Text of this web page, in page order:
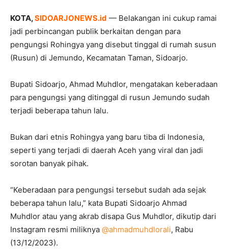
KOTA,SIDOARJONEWS.id — Belakangan ini cukup ramai
jadi perbincangan publik berkaitan dengan para
pengungsi Rohingya yang disebut tinggal di rumah susun
(Rusun) di Jemundo, Kecamatan Taman, Sidoarjo.
Bupati Sidoarjo, Ahmad Muhdlor, mengatakan keberadaan
para pengungsi yang ditinggal di rusun Jemundo sudah
terjadi beberapa tahun lalu.
Bukan dari etnis Rohingya yang baru tiba di Indonesia,
seperti yang terjadi di daerah Aceh yang viral dan jadi
sorotan banyak pihak.
“Keberadaan para pengungsi tersebut sudah ada sejak
beberapa tahun lalu,” kata Bupati Sidoarjo Ahmad
Muhdlor atau yang akrab disapa Gus Muhdlor, dikutip dari
Instagram resmi miliknya @ahmadmuhdlorali, Rabu
(13/12/2023).